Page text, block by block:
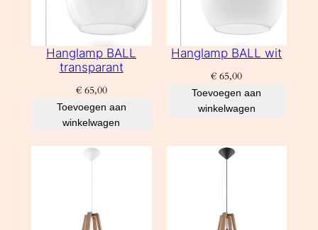
Hanglamp BALL
transparant
€65,00
Toevoegen aan
winkelwagen
Hanglamp BALL wit
€ 65,00
Toevoegen aan
winkelwagen